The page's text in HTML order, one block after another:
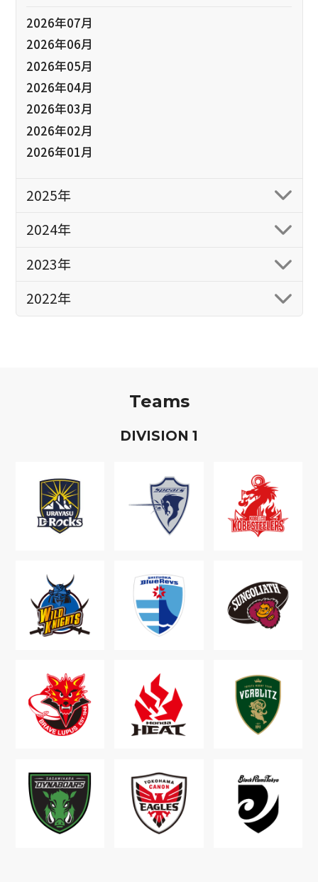
2026年07月
2026年06月
2026年05月
2026年04月
2026年03月
2026年02月
2026年01月
2025年
2024年
2023年
2022年
Teams
DIVISION 1